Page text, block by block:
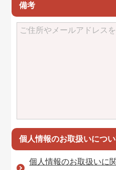
備考
個人情報のお取扱いにつ
個人情報のお取扱いに